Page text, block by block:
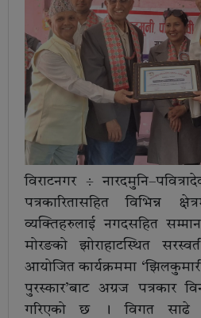
विराटनगर ÷
पत्रकारितासहित विभिन्न
व्यक्तिहरुलाई नगदसहित
मोरङको झोराहाटस्थित
आयोजित कार्यक्रममा
पुरस्कार’बाट अग्रज पत्रकार
गरिएको छ । विगत साढे